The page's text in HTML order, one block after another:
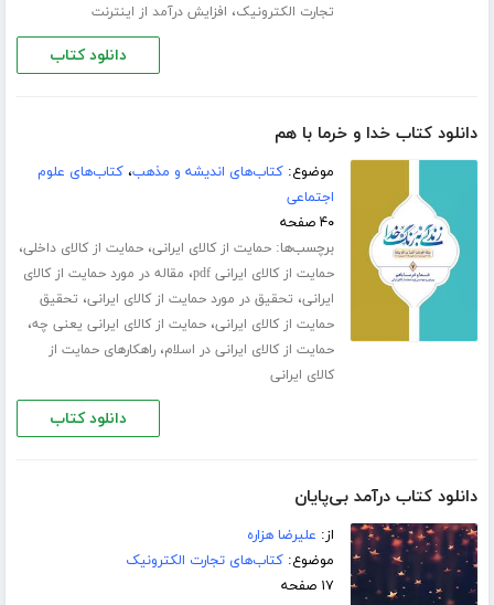
تجارت الکترونیک، افزایش درآمد از اینترنت
دانلود کتاب
دانلود کتاب خدا و خرما با هم
موضوع:کتاب‌های اندیشه و مذهب،کتاب‌های علوم
اجتماعی
۴۰ صفحه
برچسب‌ها:حمایت از کالای ایرانی،حمایت از کالای داخلی،
حمایت از کالای ایرانی pdf ، مقاله در مورد حمایت از کالای
ایرانی، تحقیق در مورد حمایت از کالای ایرانی، تحقیق
حمایت از کالای ایرانی،حمایت از کالای ایرانی یعنی چه،
حمایت از کالای ایرانی در اسلام،راهکارهای حمایت از
کالای ایرانی
دانلود کتاب
دانلود کتاب درآمد بی‌پایان
از: علیرضا هزاره
موضوع:کتاب‌های تجارت الکترونیک
۱۷ صفحه